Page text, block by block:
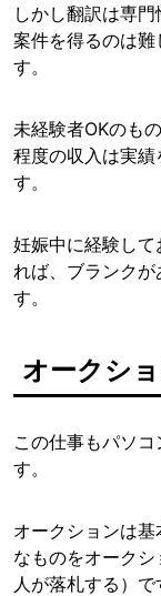
しかし翻訳は専
案件を得るのは
す。
未経験者OKのも
程度の収入は実績
す。
妊娠中に経験し
れば、ブランクが
す。
オークシ
この仕事もパソ
す。
オークションは
なものをオーク
人が落札する）